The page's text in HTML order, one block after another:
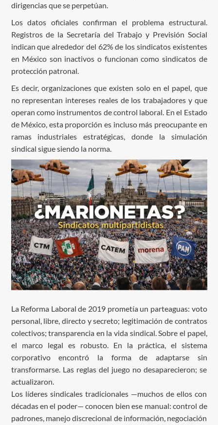
dirigencias que se perpetúan.
Los datos oficiales confirman el problema estructural.
Registros de la Secretaría del Trabajo y Previsión Social
indican que alrededor del 62% de los sindicatos existentes
en México son inactivos o funcionan como sindicatos de
protección patronal.
Es decir, organizaciones que existen solo en el papel, que
no representan intereses reales de los trabajadores y que
operan como instrumentos de control laboral. En el Estado
de México, esta proporción es incluso más preocupante en
ramas industriales estratégicas, donde la simulación
sindical sigue siendo la norma.
La Reforma Laboral de 2019 prometía un parteaguas: voto
personal, libre, directo y secreto; legitimación de contratos
colectivos; transparencia en la vida sindical. Sobre el papel,
el marco legal es robusto. En la práctica, el sistema
corporativo encontró la forma de adaptarse sin
transformarse. Las reglas del juego no desaparecieron; se
actualizaron.
Los líderes sindicales tradicionales —muchos de ellos con
décadas en el poder— conocen bien ese manual: control de
padrones, manejo discrecional de información, negociación